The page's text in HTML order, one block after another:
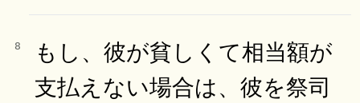
8
もし、彼が貧しくて相当額が
支払えない場合は、彼を祭司